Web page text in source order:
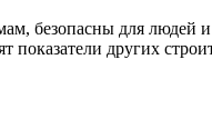
безопасны для людей
показатели других